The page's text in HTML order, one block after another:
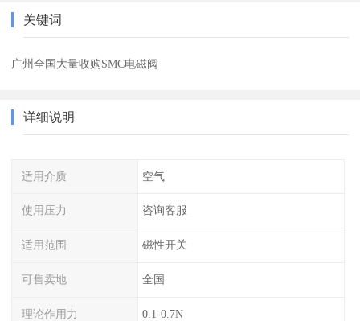
关键词
广州全国大量收购SMC电磁阀
详细说明
适用介质 空气
使用压力 咨询客服
适用范围 磁性开关
可售卖地 全国
理论作用力 0.1-0.7N